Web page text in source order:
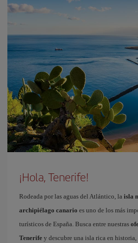
¡Hola, Tenerife!
Rodeada por las aguas del Atlántico, la isla
archipiélago canario es uno de los más
turísticos de España. Busca entre nuestras
Tenerife y descubre una isla rica en